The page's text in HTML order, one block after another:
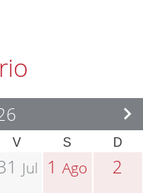
V S D
Jul 1Ago 2